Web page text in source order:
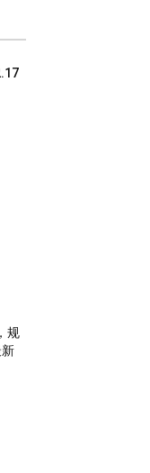
规